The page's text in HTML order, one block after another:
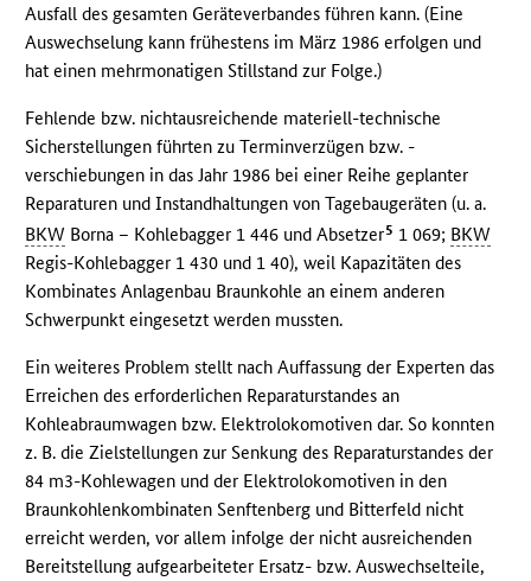
Ausfall des gesamten Geräteverbandes führen kann. (Eine
Auswechselung kann frühestens im März 1986 erfolgen und
hat einen mehrmonatigen Stillstand zur Folge.)
Fehlende bzw. nichtausreichende materiell-technische
Sicherstellungen führten zu Terminverzügen bzw. -
verschiebungen in das Jahr 1986 bei einer Reihe geplanter
Reparaturen und Instandhaltungen von Tagebaugeräten (u. a.
BKW Borna – Kohlebagger 1 446 und Absetzer5 1 069; BKW
Regis-Kohlebagger 1 430 und 1 40), weil Kapazitäten des
Kombinates Anlagenbau Braunkohle an einem anderen
Schwerpunkt eingesetzt werden mussten.
Ein weiteres Problem stellt nach Auffassung der Experten das
Erreichen des erforderlichen Reparaturstandes an
Kohleabraumwagen bzw. Elektrolokomotiven dar. So konnten
z. B. die Zielstellungen zur Senkung des Reparaturstandes der
84 m3-Kohlewagen und der Elektrolokomotiven in den
Braunkohlenkombinaten Senftenberg und Bitterfeld nicht
erreicht werden, vor allem infolge der nicht ausreichenden
Bereitstellung aufgearbeiteter Ersatz- bzw. Auswechselteile,